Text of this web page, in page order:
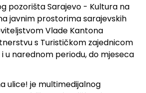
pozorišta Sarajevo - Kultura na
javnim prostorima sarajevskih
Vlade Kantona
s Turističkom zajednicom
u narednom periodu, do mjeseca
ulice! je multimedijalnog